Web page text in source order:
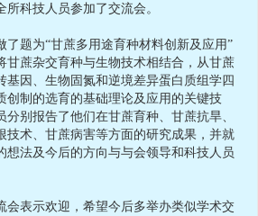
科技人员参加了交流会。
题为“甘蔗多用途育种材料创新及应用”
甘蔗杂交育种与生物技术相结合，从甘蔗
基因、生物固氮和逆境差异蛋白质组学四
创制的选育的基础理论及应用的关键技
分别报告了他们在甘蔗育种、甘蔗抗旱、
技术、甘蔗病害等方面的研究成果，并就
想法及今后的方向与与会领导和科技人员
表示欢迎，希望今后多举办类似学术交